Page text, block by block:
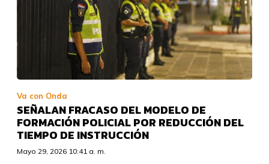
Va con Onda
SEÑALAN FRACASO DEL MODELO DE
FORMACIÓN POLICIAL POR REDUCCIÓN DEL
TIEMPO DE INSTRUCCIÓN
Mayo 29, 2026 10:41 a. m.